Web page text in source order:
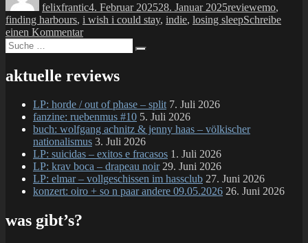
felixfrantic4. Februar 202528. Januar 2025reviewemo,
finding harbours, i wish i could stay, indie, losing sleepSchreibe
einen Kommentarzu
finding
harbours
split
losing
sleep
Suche
nach:
Suchen
aktuelle reviews
LP: horde / out of phase – split 7. Juli 2026
fanzine: ruebenmus #10 5. Juli 2026
buch: wolfgang achnitz & jenny haas – völkischer
nationalismus 3. Juli 2026
LP: suicidas – exitos e fracasos 1. Juli 2026
LP: krav boca – drapeau noir 29. Juni 2026
LP: elmar – vollgeschissen im hassclub 27. Juni 2026
konzert: oiro + so n paar andere 09.05.2026 26. Juni 2026
was gibt’s?